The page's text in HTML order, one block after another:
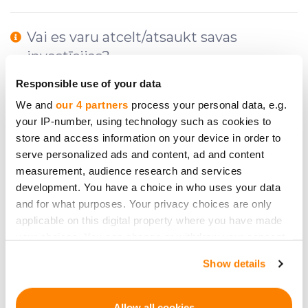
Responsible use of your data
We and our 4 partners process your personal data, e.g.
your IP-number, using technology such as cookies to
store and access information on your device in order to
serve personalized ads and content, ad and content
measurement, audience research and services
development. You have a choice in who uses your data
and for what purposes. Your privacy choices are only
applicable on this digital property where you have made
If you allow, we would also like to:
Show details
Vai es varu atcelt/atsaukt savas
investīcijas?
Kādas komisijas maksas investoram ir
jāmaksā un kādos investīciju posmos?
Vai CrowdedHero var man sniegt
padomu par to, kur investēt?
Kā investēt CrowdedHero publicētajos